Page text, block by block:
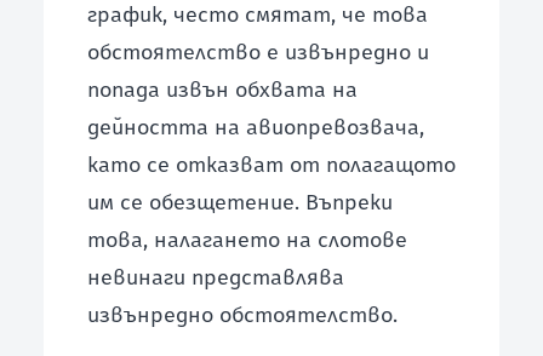
график, често смятат, че това
обстоятелство е извънредно и
попада извън обхвата на
дейността на авиопревозвача,
като се отказват от полагащото
им се обезщетение. Въпреки
това, налагането на слотове
невинаги представлява
извънредно обстоятелство.